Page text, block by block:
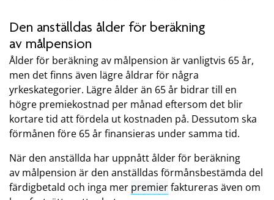
Den anställdas ålder för beräkning
av målpension
Ålder för beräkning av målpension är vanligtvis 65 år,
men det finns även lägre åldrar för några
yrkeskategorier. Lägre ålder än 65 år bidrar till en
högre premiekostnad per månad eftersom det blir
kortare tid att fördela ut kostnaden på. Dessutom ska
förmånen före 65 år finansieras under samma tid.
När den anställda har uppnått ålder för beräkning
av målpension är den anställdas förmånsbestämda del
färdigbetald och inga mer premierfaktureras även om